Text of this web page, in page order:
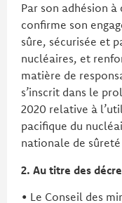
Par son adhésion
confirme son
sûre, sécurisée et
nucléaires, et
matière de
s’inscrit dans le
2020 relative à
pacifique du
nationale de
2. Au titre des
• Le Conseil des